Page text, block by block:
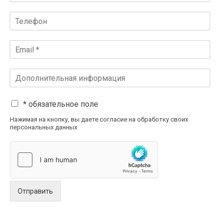
* обязательное поле
Нажимая на кнопку, вы даете согласие на обработку своих
персональных данных
Отправить